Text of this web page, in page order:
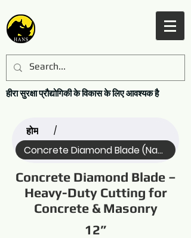
हीरा सुरक्षा प्रौद्योगिकी के विकास के लिए आवश्यक है
होम /
Concrete Diamond Blade (Name)
Concrete Diamond Blade –
Heavy-Duty Cutting for
Concrete & Masonry
12”